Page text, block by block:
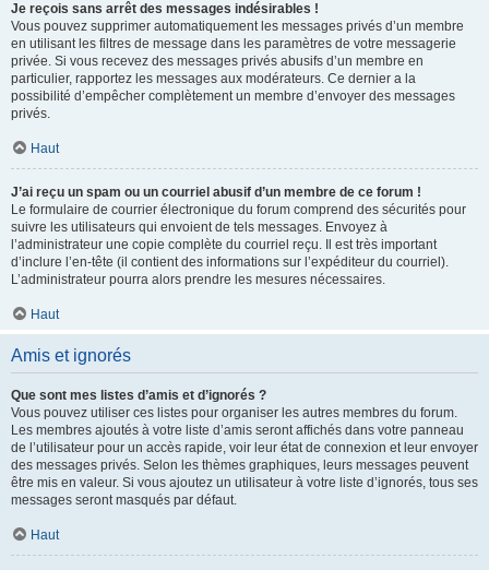
Je reçois sans arrêt des messages indésirables !
Vous pouvez supprimer automatiquement les messages privés d’un membre
en utilisant les filtres de message dans les paramètres de votre messagerie
privée. Si vous recevez des messages privés abusifs d’un membre en
particulier, rapportez les messages aux modérateurs. Ce dernier a la
possibilité d’empêcher complètement un membre d’envoyer des messages
privés.
Haut
J’ai reçu un spam ou un courriel abusif d’un membre de ce forum !
Le formulaire de courrier électronique du forum comprend des sécurités pour
suivre les utilisateurs qui envoient de tels messages. Envoyez à
l’administrateur une copie complète du courriel reçu. Il est très important
d’inclure l’en-tête (il contient des informations sur l’expéditeur du courriel).
L’administrateur pourra alors prendre les mesures nécessaires.
Haut
Amis et ignorés
Que sont mes listes d’amis et d’ignorés ?
Vous pouvez utiliser ces listes pour organiser les autres membres du forum.
Les membres ajoutés à votre liste d’amis seront affichés dans votre panneau
de l’utilisateur pour un accès rapide, voir leur état de connexion et leur envoyer
des messages privés. Selon les thèmes graphiques, leurs messages peuvent
être mis en valeur. Si vous ajoutez un utilisateur à votre liste d’ignorés, tous ses
messages seront masqués par défaut.
Haut